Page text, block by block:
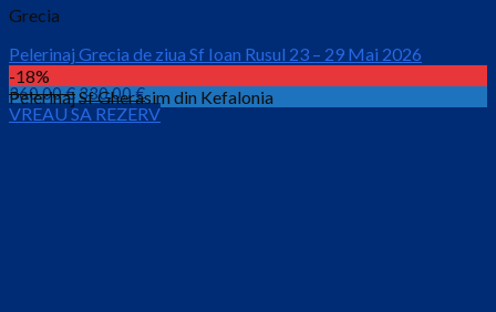
Grecia
Pelerinaj Grecia de ziua Sf Ioan Rusul 23 – 29 Mai 2026
360.00€Prețul
inițial
330.00€Prețul
curent
VREAU SA REZERV
-18%
Pelerinaj Sf Gherasim din Kefalonia